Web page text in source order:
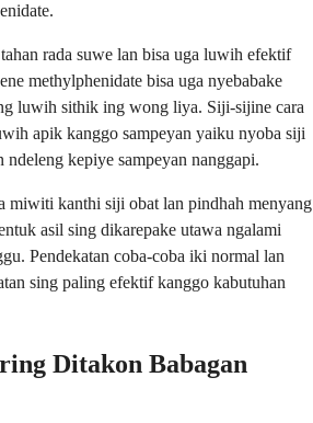
rada suwe lan bisa uga luwih efektif
methylphenidate bisa uga nyebabake
luwih sithik ing wong liya. Siji-sijine cara
apik kanggo sampeyan yaiku nyoba siji
ndeleng kepiye sampeyan nanggapi.
miwiti kanthi siji obat lan pindhah menyang
asil sing dikarepake utawa ngalami
Pendekatan coba-coba iki normal lan
sing paling efektif kanggo kabutuhan
Ditakon Babagan